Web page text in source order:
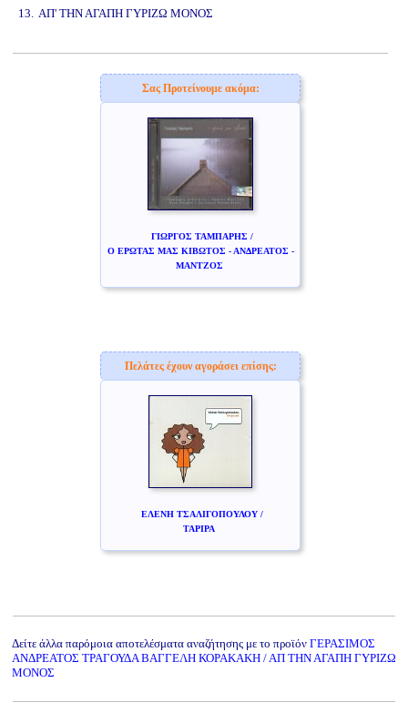
13. ΑΠ' ΤΗΝ ΑΓΑΠΗ ΓΥΡΙΖΩ ΜΟΝΟΣ
Σας Προτείνουμε ακόμα:
ΓΙΩΡΓΟΣ ΤΑΜΠΑΡΗΣ /
Ο ΕΡΩΤΑΣ ΜΑΣ ΚΙΒΩΤΟΣ - ΑΝΔΡΕΑΤΟΣ -
ΜΑΝΤΖΟΣ
Πελάτες έχουν αγοράσει επίσης:
ΕΛΕΝΗ ΤΣΑΛΙΓΟΠΟΥΛΟΥ /
ΤΑΡΙΡΑ
Δείτε άλλα παρόμοια αποτελέσματα αναζήτησης με το προϊόν ΓΕΡΑΣΙΜΟΣ
ΑΝΔΡΕΑΤΟΣ ΤΡΑΓΟΥΔΑ ΒΑΓΓΕΛΗ ΚΟΡΑΚΑΚΗ / ΑΠ ΤΗΝ ΑΓΑΠΗ ΓΥΡΙΖΩ
ΜΟΝΟΣ